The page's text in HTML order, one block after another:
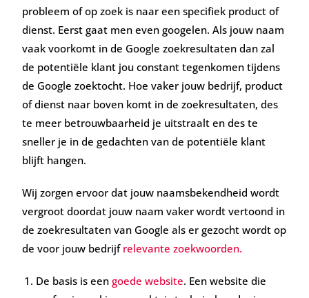
probleem of op zoek is naar een specifiek product of
dienst. Eerst gaat men even googelen. Als jouw naam
vaak voorkomt in de Google zoekresultaten dan zal
de potentiële klant jou constant tegenkomen tijdens
de Google zoektocht. Hoe vaker jouw bedrijf, product
of dienst naar boven komt in de zoekresultaten, des
te meer betrouwbaarheid je uitstraalt en des te
sneller je in de gedachten van de potentiële klant
blijft hangen.
Wij zorgen ervoor dat jouw naamsbekendheid wordt
vergroot doordat jouw naam vaker wordt vertoond in
de zoekresultaten van Google als er gezocht wordt op
de voor jouw bedrijf relevante zoekwoorden.
De basis is eengoede website. Een website die